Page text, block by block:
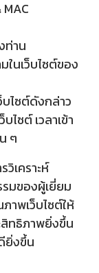
ท่าน
นเว็บไซต์ของ
บไซต์ดังกล่าว
ซต์ เวลาเข้า
ๆ
เคราะห์
มของผู้เยี่ยม
าพเว็บไซต์ให้
สิทธิภาพยิ่งขึ้น
ยิ่งขึ้น